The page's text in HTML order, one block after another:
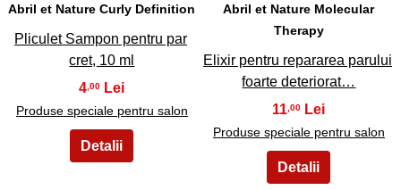
Abril et Nature Curly Definition
Pliculet Sampon pentru par
cret, 10 ml
4 ,00
Produse speciale pentru salon
Abril et Nature Molecular
Therapy
Elixir pentru repararea parului
foarte deteriorat…
11 ,00
Produse speciale pentru salon